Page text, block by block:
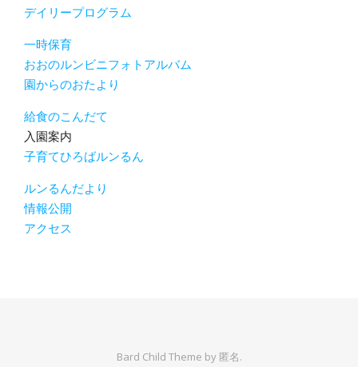
デイリープログラム
一時保育
おおのルンビニフォトアルバム
園からのおたより
給食のこんだて
入園案内
子育てひろばルンるん
ルンるんだより
情報公開
アクセス
Bard Child Theme by 匿名.